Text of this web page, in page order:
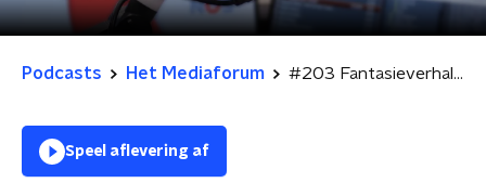
Podcasts Het Mediaforum #203 Fantasieverhalen bij de Duitse Pers
Speel aflevering af